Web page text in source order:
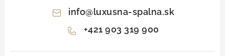
info@luxusna-spalna.sk
+421 903 319 900